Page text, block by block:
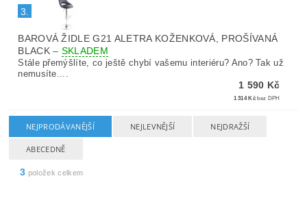
3.
BAROVÁ ŽIDLE G21 ALETRA KOŽENKOVÁ, PROŠÍVANÁ
BLACK– SKLADEM
Stále přemýšlíte, co ještě chybí vašemu interiéru? Ano? Tak už
nemusíte....
1 590 Kč
1 314 Kč bez DPH
NEJPRODÁVANĚJŠÍ NEJLEVNĚJŠÍ NEJDRAŽŠÍ
ABECEDNĚ
3 položek celkem